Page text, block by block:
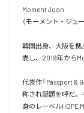
Moment Joon
（モーメント・ジュー
韓国出身、大阪を拠
表し、2019年から
代表作『Passport &
称され話題を呼だ。
身のレーベルHOPE